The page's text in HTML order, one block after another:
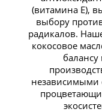
(витамина Е),
выбору
радикалов.
кокосовое